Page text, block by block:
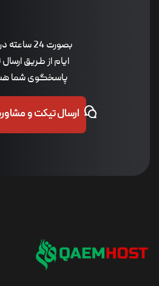
بصورت 24
ایام از طریق
پاسخگوی شما
ارسال تیکت و